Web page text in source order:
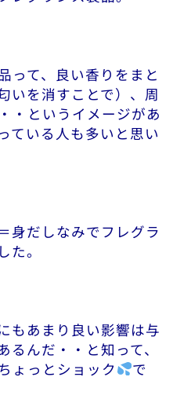
って、良い香りをまと
いを消すことで）、周
・というイメージがあ
ている人も多いと思い
身だしなみでフレグラ
。
もあまり良い影響は与
るんだ・・と知って、
ょっとショック
で